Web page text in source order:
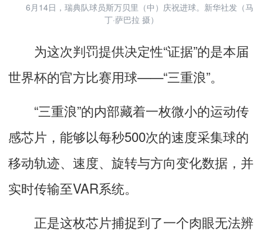
6月14日，瑞典队球员斯万贝里（中）庆祝进球。新华社发（马
丁·萨巴拉 摄）
为这次判罚提供决定性“证据”的是本届
世界杯的官方比赛用球——“三重浪”。
“三重浪”的内部藏着一枚微小的运动传
感芯片，能够以每秒500次的速度采集球的
移动轨迹、速度、旋转与方向变化数据，并
实时传输至VAR系统。
正是这枚芯片捕捉到了一个肉眼无法辨